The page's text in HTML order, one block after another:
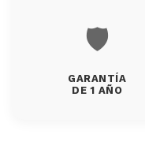
🛡️
GARANTÍA
DE 1 AÑO